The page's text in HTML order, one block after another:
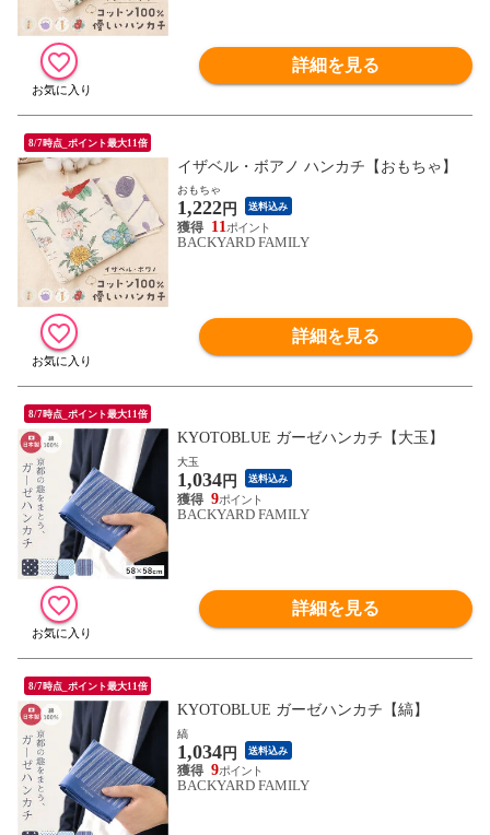
詳細を見る
8/7時点_ポイント最大11倍
イザベル・ボアノ ハンカチ【おもちゃ】
おもちゃ
1,222円 送料込み
11
BACKYARD FAMILY
詳細を見る
8/7時点_ポイント最大11倍
KYOTOBLUE ガーゼハンカチ【大玉】
大玉
1,034円 送料込み
9
BACKYARD FAMILY
詳細を見る
8/7時点_ポイント最大11倍
KYOTOBLUE ガーゼハンカチ【縞】
縞
1,034円 送料込み
9
BACKYARD FAMILY